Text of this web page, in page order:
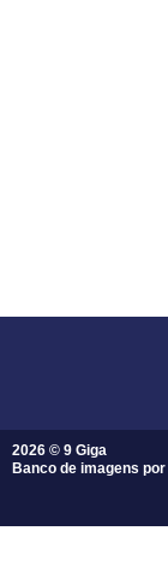
2026 © 9 Giga
Banco de imagens por